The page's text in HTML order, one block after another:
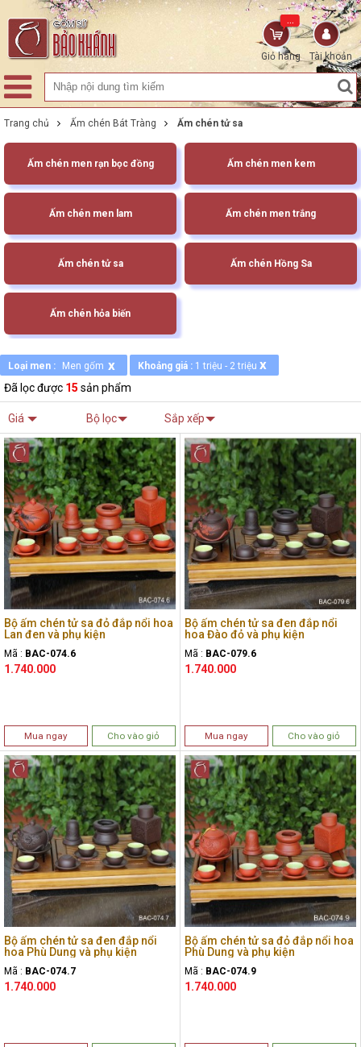
Tài khoản
Giỏ hàng
...
Trang chủ Ấm chén Bát Tràng Ấm chén tử sa
Ấm chén men rạn bọc đồng Ấm chén men kem
Ấm chén men lam Ấm chén men trắng
Ấm chén tử sa Ấm chén Hồng Sa
Ấm chén hỏa biến
Loại men : Men gốm x Khoảng giá : 1 triệu - 2 triệu x
Đã lọc được 15 sản phẩm
Giá Bộ lọc Sắp xếp
Bộ ấm chén tử sa đỏ đắp nổi hoa
Lan đen và phụ kiện
Mã : BAC-074.6
1.740.000
Mua ngay Cho vào giỏ
Bộ ấm chén tử sa đen đắp nổi
hoa Đào đỏ và phụ kiện
Mã : BAC-079.6
1.740.000
Mua ngay Cho vào giỏ
Bộ ấm chén tử sa đen đắp nổi
hoa Phù Dung và phụ kiện
Mã : BAC-074.7
1.740.000
Bộ ấm chén tử sa đỏ đắp nổi hoa
Phù Dung và phụ kiện
Mã : BAC-074.9
1.740.000